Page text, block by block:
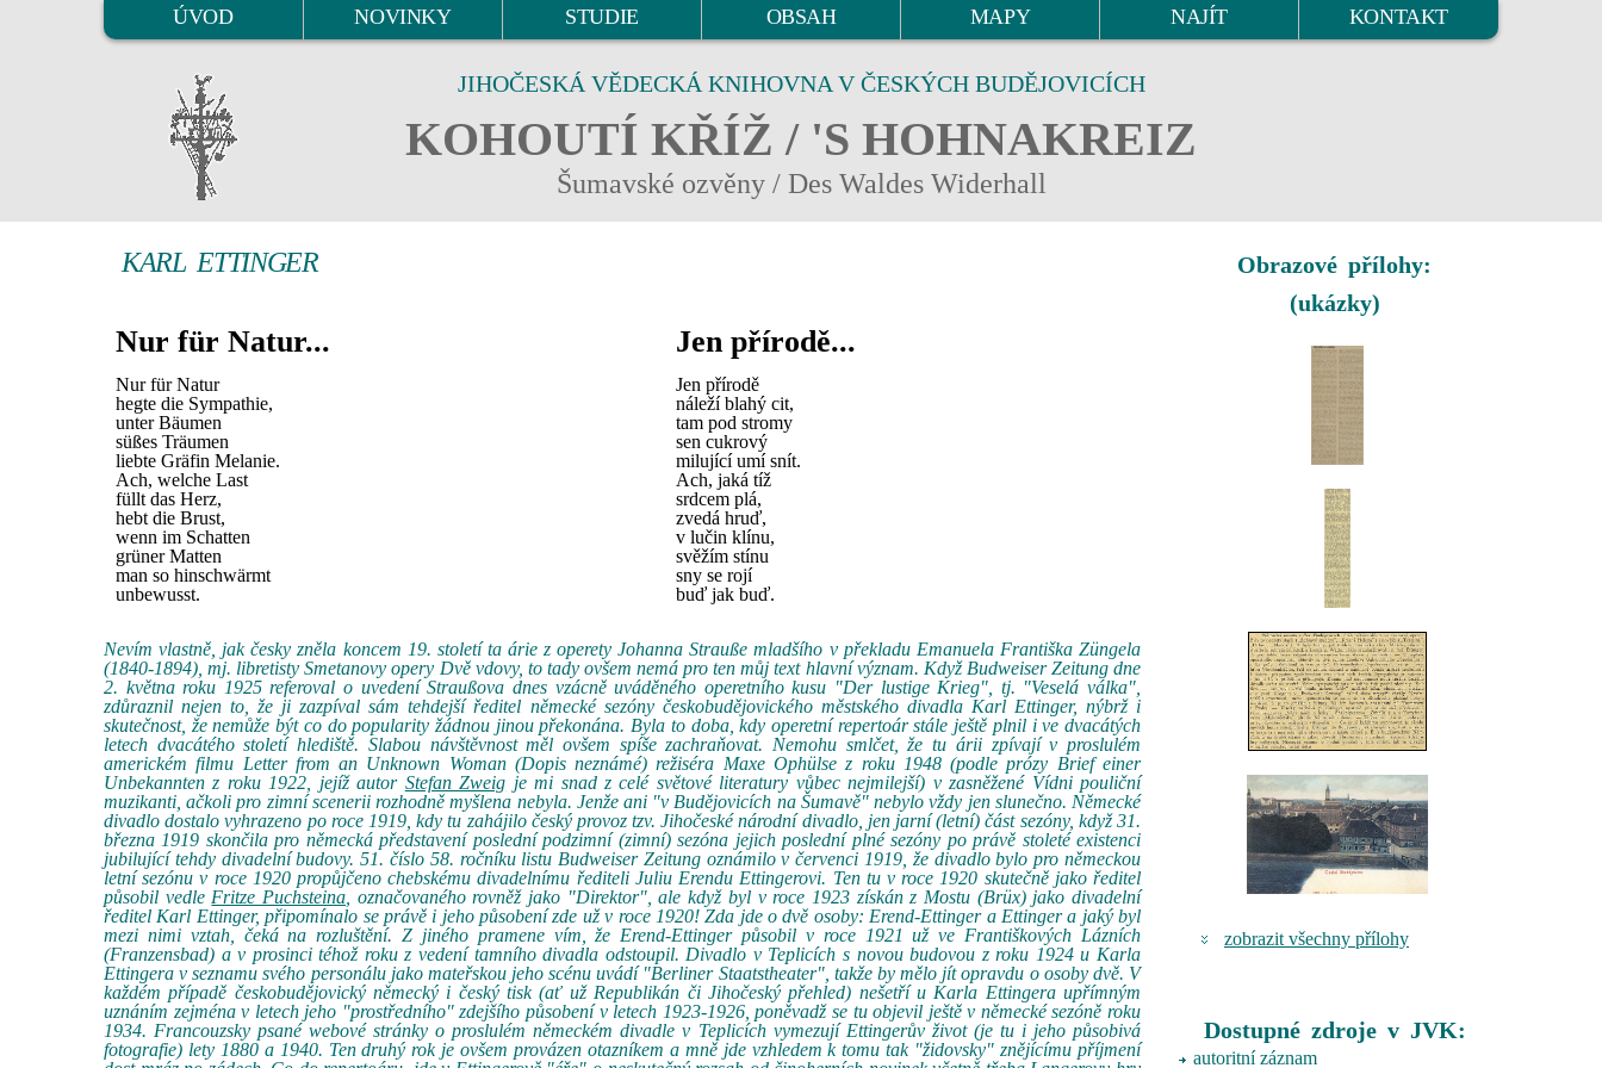
ÚVOD NOVINKY STUDIE OBSAH MAPY NAJÍT KONTAKT
JIHOČESKÁ VĚDECKÁ KNIHOVNA V ČESKÝCH BUDĚJOVICÍCH
KOHOUTÍ KŘÍŽ / 'S HOHNAKREIZ
Šumavské ozvěny / Des Waldes Widerhall
KARL ETTINGER
Nur für Natur...
Nur für Natur
hegte die Sympathie,
unter Bäumen
süßes Träumen
liebte Gräfin Melanie.
Ach, welche Last
füllt das Herz,
hebt die Brust,
wenn im Schatten
grüner Matten
man so hinschwärmt
unbewusst.
Jen přírodě...
Jen přírodě
náleží blahý cit,
tam pod stromy
sen cukrový
milující umí snít.
Ach, jaká tíž
srdcem plá,
zvedá hruď,
v lučin klínu,
svěžím stínu
sny se rojí
buď jak buď.
Nevím vlastně, jak česky zněla koncem 19. století ta árie z operety Johanna Strauße mladšího v překladu Emanuela Františka Züngela
(1840-1894), mj. libretisty Smetanovy opery Dvě vdovy, to tady ovšem nemá pro ten můj text hlavní význam. Když Budweiser Zeitung dne
2. května roku 1925 referoval o uvedení Straußova dnes vzácně uváděného operetního kusu "Der lustige Krieg", tj. "Veselá válka",
zdůraznil nejen to, že ji zazpíval sám tehdejší ředitel německé sezóny českobudějovického městského divadla Karl Ettinger, nýbrž i
skutečnost, že nemůže být co do popularity žádnou jinou překonána. Byla to doba, kdy operetní repertoár stále ještě plnil i ve dvacátých
letech dvacátého století hlediště. Slabou návštěvnost měl ovšem spíše zachraňovat. Nemohu smlčet, že tu árii zpívají v proslulém
americkém filmu Letter from an Unknown Woman (Dopis neznámé) režiséra Maxe Ophülse z roku 1948 (podle prózy Brief einer
Unbekannten z roku 1922, jejíž autor Stefan Zweig je mi snad z celé světové literatury vůbec nejmilejší) v zasněžené Vídni pouliční
muzikanti, ačkoli pro zimní scenerii rozhodně myšlena nebyla. Jenže ani "v Budějovicích na Šumavě" nebylo vždy jen slunečno. Německé
divadlo dostalo vyhrazeno po roce 1919, kdy tu zahájilo český provoz tzv. Jihočeské národní divadlo, jen jarní (letní) část sezóny, když 31.
března 1919 skončila pro německá představení poslední podzimní (zimní) sezóna jejich poslední plné sezóny po právě stoleté existenci
jubilující tehdy divadelní budovy. 51. číslo 58. ročníku listu Budweiser Zeitung oznámilo v červenci 1919, že divadlo bylo pro německou
letní sezónu v roce 1920 propůjčeno chebskému divadelnímu řediteli Juliu Erendu Ettingerovi. Ten tu v roce 1920 skutečně jako ředitel
působil vedle Fritze Puchsteina , označovaného rovněž jako "Direktor", ale když byl v roce 1923 získán z Mostu (Brüx) jako divadelní
ředitel Karl Ettinger, připomínalo se právě i jeho působení zde už v roce 1920! Zda jde o dvě osoby: Erend-Ettinger a Ettinger a jaký byl
mezi nimi vztah, čeká na rozluštění. Z jiného pramene vím, že Erend-Ettinger působil v roce 1921 už ve Františkových Lázních
(Franzensbad) a v prosinci téhož roku z vedení tamního divadla odstoupil. Divadlo v Teplicích s novou budovou z roku 1924 u Karla
Ettingera v seznamu svého personálu jako mateřskou jeho scénu uvádí "Berliner Staatstheater", takže by mělo jít opravdu o osoby dvě. V
každém případě českobudějovický německý i český tisk (ať už Republikán či Jihočeský přehled) nešetří u Karla Ettingera upřímným
uznáním zejména v letech jeho "prostředního" zdejšího působení v letech 1923-1926, poněvadž se tu objevil ještě v německé sezóně roku
1934. Francouzsky psané webové stránky o proslulém německém divadle v Teplicích vymezují Ettingerův život (je tu i jeho působivá
fotografie) lety 1880 a 1940. Ten druhý rok je ovšem provázen otazníkem a mně jde vzhledem k tomu tak "židovsky" znějícímu příjmení
Obrazové přílohy:
(ukázky)
zobrazit všechny přílohy
Dostupné zdroje v JVK:
autoritní záznam